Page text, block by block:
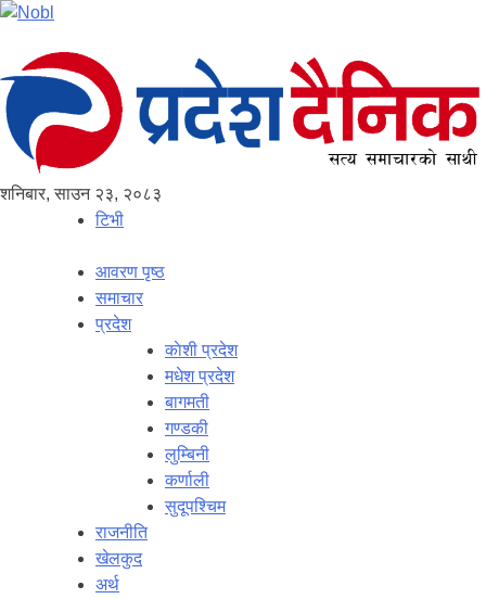
शनिबार, साउन २३, २०८३
टिभी
आवरण पृष्‍ठ
समाचार
प्रदेश
काेशी प्रदेश
मधेश प्रदेश
बागमती
गण्डकी
लुम्बिनी
कर्णाली
सुदूपश्‍चिम
राजनीति
खेलकुद
अर्थ